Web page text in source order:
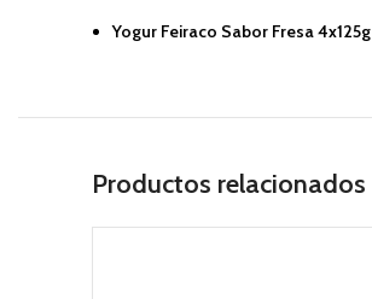
Yogur Feiraco Sabor Fresa 4x125g
Productos relacionados